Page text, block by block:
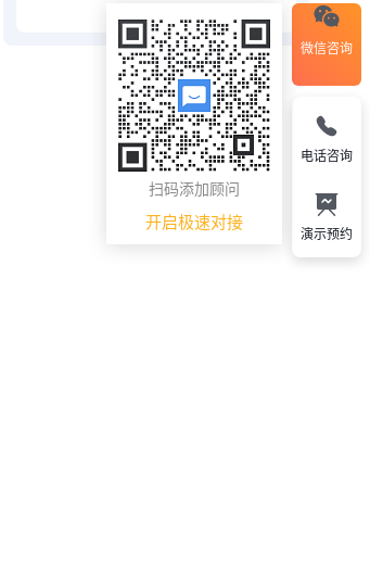
微信咨询
扫码添加顾问
开启极速对接
电话咨询
演示预约